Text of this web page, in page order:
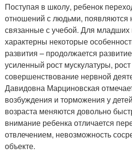
Поступая в школу, ребенок
отношений с людьми, появляются
связанные с учебой. Для младших
характерны некоторые
развития – продолжается
усиленный рост мускулатуры,
совершенствование нервной
Давидовна Марциновская
возбуждения и торможения у
возраста меняются довольно
внимание ребенка отличается
отвлечением, невозможность
объекте.